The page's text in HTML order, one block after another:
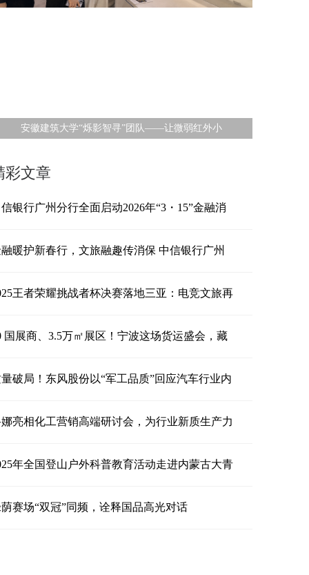
安徽建筑大学“烁影智寻”团队——让微弱红外小
彩文章
银行广州分行全面启动2026年“3・15”金融消
暖护新春行，文旅融趣传消保 中信银行广州
王者荣耀挑战者杯决赛落地三亚：电竞文旅再
国展商、3.5万㎡展区！宁波这场货运盛会，藏
破局！东风股份以“军工品质”回应汽车行业内
亮相化工营销高端研讨会，为行业新质生产力
年全国登山户外科普教育活动走进内蒙古大青
赛场“双冠”同频，诠释国品高光对话